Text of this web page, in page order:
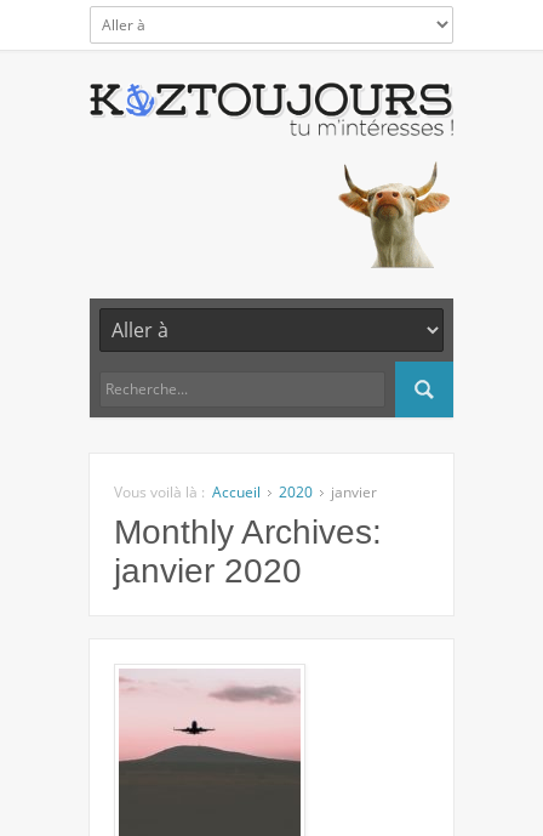
Vous voilà là : Accueil 2020 janvier
Monthly Archives:
janvier 2020